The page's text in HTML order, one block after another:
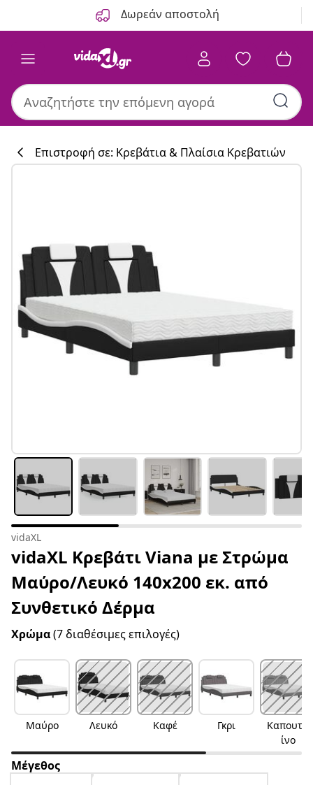
Δωρεάν αποστολή
#sharemevidaxl
Επιστροφή σε: Κρεβάτια & Πλαίσια Κρεβατιών
vidaXL
vidaXL Κρεβάτι Viana με Στρώμα
Μαύρο/Λευκό 140x200 εκ. από
Συνθετικό Δέρμα
Χρώμα(7 διαθέσιμες επιλογές)
Μαύρο Λευκό Καφέ Γκρι
Καπουτσ
ίνο
Μέγεθος